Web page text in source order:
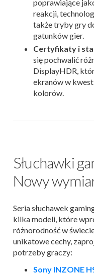
poprawiające
reakcji,
także tryby gry
gatunków gier.
Certyfikaty i
się pochwalić
DisplayHDR,
ekranów w
kolorów.
Słuchawki
Nowy
Seria słuchawek
kilka modeli, które
różnorodność w
unikatowe cechy,
potrzeby graczy:
Sony INZONE